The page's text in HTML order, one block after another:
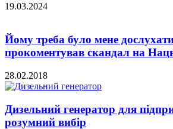
19.03.2024
Йому треба було мене
прокоментував скандал на
28.02.2018
Дизельний генератор для
розумний вибір